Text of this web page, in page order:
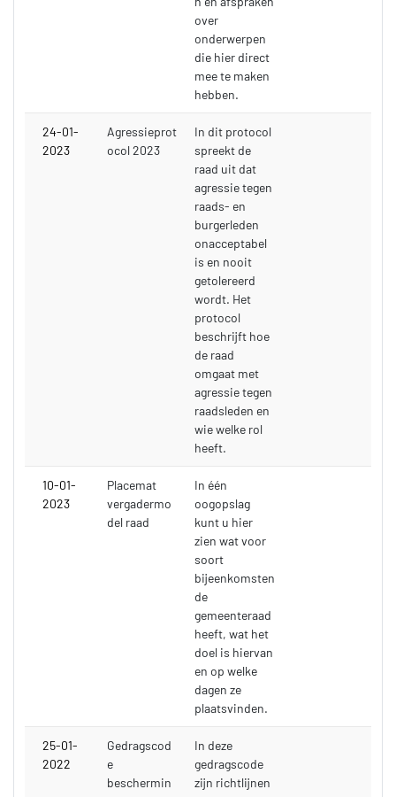
over
onderwerpen
die hier direct
mee te maken
hebben.
24-01-
2023
Agressieprot
ocol 2023
In dit protocol
spreekt de
raad uit dat
agressie tegen
raads- en
burgerleden
onacceptabel
is en nooit
getolereerd
wordt. Het
protocol
beschrijft hoe
de raad
omgaat met
agressie tegen
raadsleden en
wie welke rol
heeft.
10-01-
2023
Placemat
vergadermo
del raad
In één
oogopslag
kunt u hier
zien wat voor
soort
bijeenkomsten
de
gemeenteraad
heeft, wat het
doel is hiervan
en op welke
dagen ze
plaatsvinden.
25-01-
2022
Gedragscod
e
beschermin
In deze
gedragscode
zijn richtlijnen